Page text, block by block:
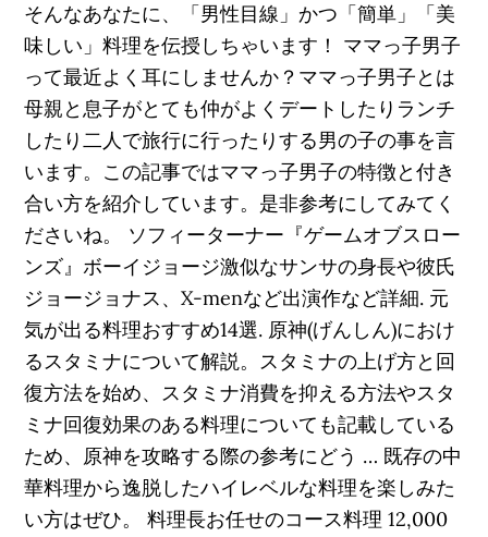
そんなあなたに、「男性目線」かつ「簡単」「美
味しい」料理を伝授しちゃいます！ ママっ子男子
って最近よく耳にしませんか？ママっ子男子とは
母親と息子がとても仲がよくデートしたりランチ
したり二人で旅行に行ったりする男の子の事を言
います。この記事ではママっ子男子の特徴と付き
合い方を紹介しています。是非参考にしてみてく
ださいね。 ソフィーターナー『ゲームオブスロー
ンズ』ボーイジョージ激似なサンサの身長や彼氏
ジョージョナス、X-menなど出演作など詳細. 元
気が出る料理おすすめ14選. 原神(げんしん)におけ
るスタミナについて解説。スタミナの上げ方と回
復方法を始め、スタミナ消費を抑える方法やスタ
ミナ回復効果のある料理についても記載している
ため、原神を攻略する際の参考にどう … 既存の中
華料理から逸脱したハイレベルな料理を楽しみた
い方はぜひ。 料理長お任せのコース料理 12,000